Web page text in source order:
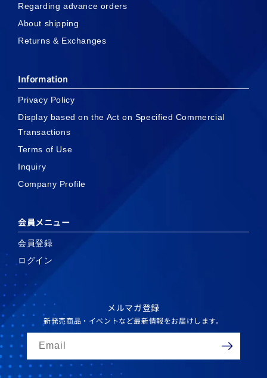
Regarding advance orders
About shipping
Returns & Exchanges
Information
Privacy Policy
Display based on the Act on Specified Commercial
Transactions
Terms of Use
Inquiry
Company Profile
会員メニュー
会員登録
ログイン
メルマガ登録
新発売商品・イベントなど最新情報をお届けします。
Email